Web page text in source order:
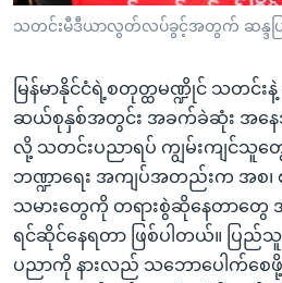
ကြည့်
ရန်
နေရာ
ကျော်
ဗွီအိုအေ လူမှုကွန်ယက်များ
ဘာသာစကားများ
သတင်းမီဒီယာလွတ်လပ်ခွင့်အတွက် ဆန္ဒပြ
မြန်မာနိုင်ငံရဲ့စတုတ္ထမဏ္ဍိုင် သတင်း
ဆယ်စုနှစ်အတွင်း အခက်ခဲဆုံး အနေ
လို့ သတင်းပညာရပ် ကျွမ်းကျင်သူ
ဘဏ္ဍာရေး အကျပ်အတည်းက အစ
သမားတွေကို တရားစွဲဆိုနေတာတွေ
ရင်ဆိုင်နေရတာ ဖြစ်ပါတယ်။ ပြ
ပညာကို နားလည် သဘောပေါက်စေဖို့